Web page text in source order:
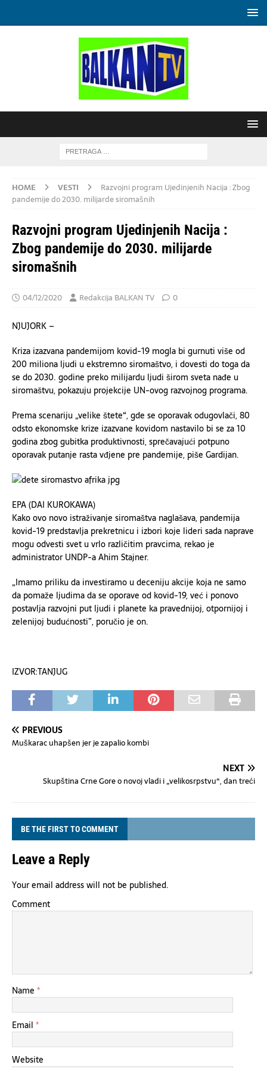
HOME VESTI
Razvojni program Ujedinjenih Nacija : Zbog
pandemije do 2030. milijarde siromašnih
Razvojni program Ujedinjenih Nacija :
Zbog pandemije do 2030. milijarde
siromašnih
04/12/2020 Redakcija BALKAN TV 0
NJUJORK –
Kriza izazvana pandemijom kovid-19 mogla bi gurnuti više od
200 miliona ljudi u ekstremno siromaštvo, i dovesti do toga da
se do 2030. godine preko milijardu ljudi širom sveta nađe u
siromaštvu, pokazuju projekcije UN-ovog razvojnog programa.
Prema scenariju „velike štete“, gde se oporavak odugovlači, 80
odsto ekonomske krize izazvane kovidom nastavilo bi se za 10
godina zbog gubitka produktivnosti, sprečavajući potpuno
oporavak putanje rasta vđjene pre pandemije, piše Gardijan.
EPA (DAI KUROKAWA)
Kako ovo novo istraživanje siromaštva naglašava, pandemija
kovid-19 predstavlja prekretnicu i izbori koje lideri sada naprave
mogu odvesti svet u vrlo različitim pravcima, rekao je
administrator UNDP-a Ahim Stajner.
„Imamo priliku da investiramo u deceniju akcije koja ne samo
da pomaže ljudima da se oporave od kovid-19, već i ponovo
postavlja razvojni put ljudi i planete ka pravednijoj, otpornijoj i
zelenijoj budućnosti”, poručio je on.
IZVOR:TANJUG
PREVIOUS
Muškarac uhapšen jer je zapalio kombi
NEXT
Skupština Crne Gore o novoj vladi i „velikosrpstvu“, dan treći
BE THE FIRST TO COMMENT
Leave a Reply
Your email address will not be published.
Comment
Name *
Email *
Website